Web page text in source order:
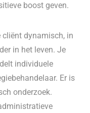
boost geven.
dynamisch, in
in het leven. Je
individuele
Er is
onderzoek.